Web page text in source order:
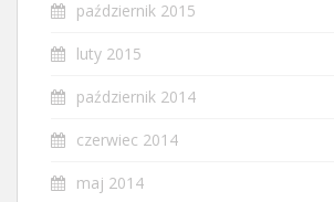
październik 2015
luty 2015
październik 2014
czerwiec 2014
maj 2014